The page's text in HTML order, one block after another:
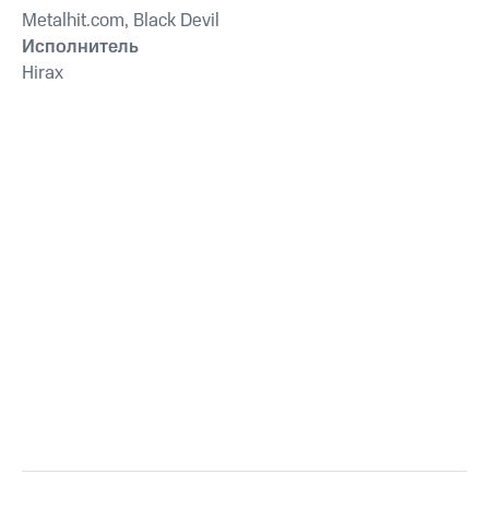
Metalhit.com, Black Devil
Исполнитель
Hirax